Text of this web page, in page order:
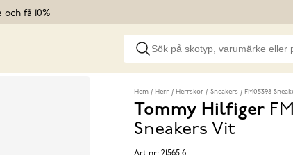
få 10%
Hem Herr Herrskor Sneakers FM05398
Tommy Hilfiger
Sneakers Vit